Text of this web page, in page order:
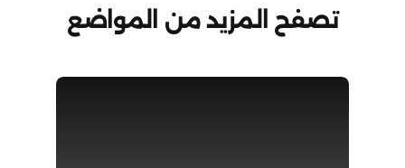
تصفح المزيد من المواضع